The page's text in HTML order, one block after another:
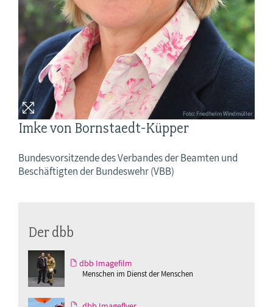
Foto: Friedhelm Windmüller
Imke von Bornstaedt-Küpper
Bundesvorsitzende des Verbandes der Beamten und
Beschäftigten der Bundeswehr (VBB)
Der dbb
dbb Imagefilm
Menschen im Dienst der Menschen